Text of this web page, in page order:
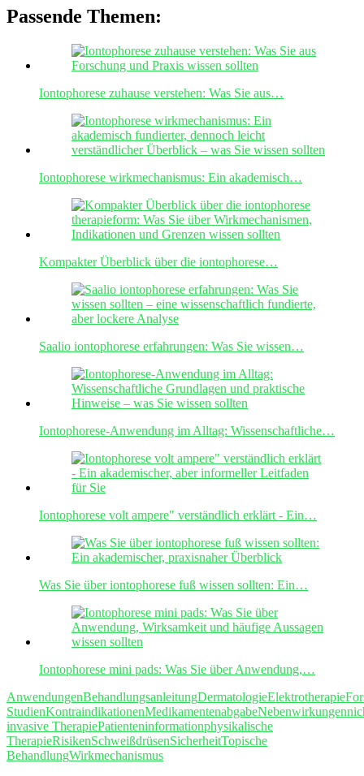
Passende Themen:
Iontophorese zuhause verstehen: Was Sie aus…
Iontophorese wirkmechanismus: Ein akademisch…
Kompakter Überblick über die iontophorese…
Saalio iontophorese erfahrungen: Was Sie wissen…
Iontophorese-Anwendung im Alltag: Wissenschaftliche…
Iontophorese volt ampere" verständlich erklärt - Ein…
Was Sie über iontophorese fuß wissen sollten: Ein…
Iontophorese mini pads: Was Sie über Anwendung,…
AnwendungenBehandlungsanleitungDermatologieElektrotherapie
StudienKontraindikationenMedikamentenabgabeNebenwirkungen
invasive TherapiePatienteninformationphysikalische
TherapieRisikenSchweißdrüsenSicherheitTopische
BehandlungWirkmechanismus